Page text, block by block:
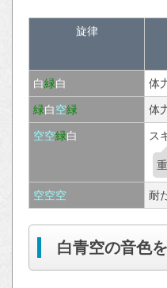
旋律
白緑白 体
緑白空緑 体
空空緑白 ス
空空空 耐
白青空の音色